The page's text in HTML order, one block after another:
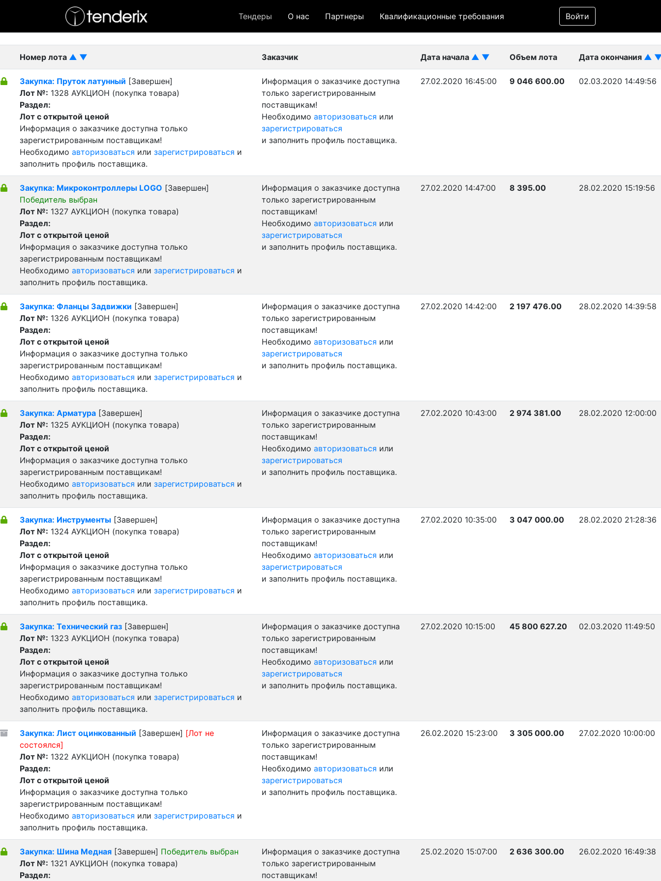
Тендеры О нас Партнеры Квалификационные требования Войти
Фильтр
- Завершенный лот
Номер лота ▲ ▼ Заказчик Дата начала ▲ ▼ Объем лота Дата окончания ▲
Закупка: Пруток латунный [Завершен]
Лот №: 1328 АУКЦИОН (покупка товара)
Раздел:
Лот с открытой ценой
Информация о заказчике доступна только
зарегистрированным поставщикам!
Необходимо авторизоваться или зарегистрироваться и
заполнить профиль поставщика.
Информация о заказчике доступна
только зарегистрированным
поставщикам!
Необходимо авторизоваться или
зарегистрироваться
и заполнить профиль поставщика.
27.02.2020 16:45:00 9 046 600.00 02.03.2020 14:49:56
Закупка: Микроконтроллеры LOGO [Завершен]
Победитель выбран
Лот №: 1327 АУКЦИОН (покупка товара)
Раздел:
Лот с открытой ценой
Информация о заказчике доступна только
зарегистрированным поставщикам!
Необходимо авторизоваться или зарегистрироваться и
заполнить профиль поставщика.
Информация о заказчике доступна
только зарегистрированным
поставщикам!
Необходимо авторизоваться или
зарегистрироваться
и заполнить профиль поставщика.
27.02.2020 14:47:00 8 395.00 28.02.2020 15:19:56
Закупка: Фланцы Задвижки [Завершен]
Лот №: 1326 АУКЦИОН (покупка товара)
Раздел:
Лот с открытой ценой
Информация о заказчике доступна только
зарегистрированным поставщикам!
Необходимо авторизоваться или зарегистрироваться и
заполнить профиль поставщика.
Информация о заказчике доступна
только зарегистрированным
поставщикам!
Необходимо авторизоваться или
зарегистрироваться
и заполнить профиль поставщика.
27.02.2020 14:42:00 2 197 476.00 28.02.2020 14:39:58
Закупка: Арматура [Завершен]
Лот №: 1325 АУКЦИОН (покупка товара)
Раздел:
Лот с открытой ценой
Информация о заказчике доступна только
зарегистрированным поставщикам!
Необходимо авторизоваться или зарегистрироваться и
заполнить профиль поставщика.
Информация о заказчике доступна
только зарегистрированным
поставщикам!
Необходимо авторизоваться или
зарегистрироваться
и заполнить профиль поставщика.
27.02.2020 10:43:00 2 974 381.00 28.02.2020 12:00:00
Закупка: Инструменты [Завершен]
Лот №: 1324 АУКЦИОН (покупка товара)
Раздел:
Лот с открытой ценой
Информация о заказчике доступна только
зарегистрированным поставщикам!
Необходимо авторизоваться или зарегистрироваться и
заполнить профиль поставщика.
Информация о заказчике доступна
только зарегистрированным
поставщикам!
Необходимо авторизоваться или
зарегистрироваться
и заполнить профиль поставщика.
27.02.2020 10:35:00 3 047 000.00 28.02.2020 21:28:36
Закупка: Технический газ [Завершен]
Лот №: 1323 АУКЦИОН (покупка товара)
Раздел:
Лот с открытой ценой
Информация о заказчике доступна только
зарегистрированным поставщикам!
Необходимо авторизоваться или зарегистрироваться и
заполнить профиль поставщика.
Информация о заказчике доступна
только зарегистрированным
поставщикам!
Необходимо авторизоваться или
зарегистрироваться
и заполнить профиль поставщика.
27.02.2020 10:15:00 45 800 627.20 02.03.2020 11:49:50
Закупка: Лист оцинкованный [Завершен] [Лот не
состоялся]
Лот №: 1322 АУКЦИОН (покупка товара)
Раздел:
Лот с открытой ценой
Информация о заказчике доступна только
зарегистрированным поставщикам!
Необходимо авторизоваться или зарегистрироваться и
заполнить профиль поставщика.
Информация о заказчике доступна
только зарегистрированным
поставщикам!
Необходимо авторизоваться или
зарегистрироваться
и заполнить профиль поставщика.
26.02.2020 15:23:00 3 305 000.00 27.02.2020 10:00:00
Закупка: Шина Медная [Завершен] Победитель выбран
Лот №: 1321 АУКЦИОН (покупка товара)
Раздел:
Информация о заказчике доступна
только зарегистрированным
поставщикам!
25.02.2020 15:07:00 2 636 300.00 26.02.2020 16:49:38